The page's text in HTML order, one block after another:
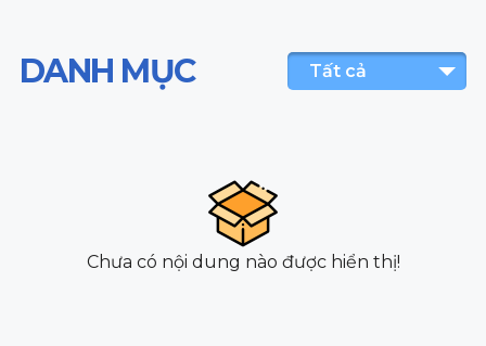
DANH MỤC Tất cả
Chưa có nội dung nào được hiển thị!